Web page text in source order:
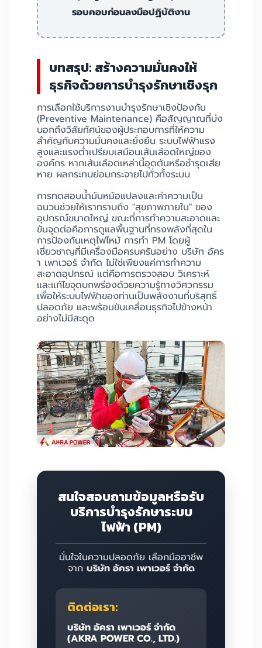
รอบคอบก่อนลงมือปฏิบัติงาน
บทสรุป: สร้างความมั่นคงให้
ธุรกิจด้วยการบำรุงรักษาเชิงรุก
การเลือกใช้บริการงานบำรุงรักษาเชิงป้องกัน
(Preventive Maintenance) คือสัญญาณที่บ่ง
บอกถึงวิสัยทัศน์ของผู้ประกอบการที่ให้ความ
สำคัญกับความมั่นคงและยั่งยืน ระบบไฟฟ้าแรง
สูงและแรงต่ำเปรียบเสมือนเส้นเลือดใหญ่ของ
องค์กร หากเส้นเลือดเหล่านี้อุดตันหรือชำรุดเสีย
หาย ผลกระทบย่อมกระจายไปทั่วทั้งระบบ
การทดสอบน้ำมันหม้อแปลงและค่าความเป็น
ฉนวนช่วยให้เราทราบถึง "สุขภาพภายใน" ของ
อุปกรณ์ขนาดใหญ่ ขณะที่การทำความสะอาดและ
ขันจุดต่อคือการดูแลพื้นฐานที่ทรงพลังที่สุดใน
การป้องกันเหตุไฟไหม้ การทำ PM โดยผู้
เชี่ยวชาญที่มีเครื่องมือครบครันอย่าง บริษัท อัคร
า เพาเวอร์ จำกัด ไม่ใช่เพียงแค่การทำความ
สะอาดอุปกรณ์ แต่คือการตรวจสอบ วิเคราะห์
และแก้ไขจุดบกพร่องด้วยความรู้ทางวิศวกรรม
เพื่อให้ระบบไฟฟ้าของท่านเป็นพลังงานที่บริสุทธิ์
ปลอดภัย และพร้อมขับเคลื่อนธุรกิจไปข้างหน้า
อย่างไม่มีสะดุด
สนใจสอบถามข้อมูลหรือรับ
บริการบำรุงรักษาระบบ
ไฟฟ้า (PM)
มั่นใจในความปลอดภัย เลือกมืออาชีพ
จาก บริษัท อัครา เพาเวอร์ จำกัด
ติดต่อเรา:
บริษัท อัครา เพาเวอร์ จำกัด
(AKRA POWER CO., LTD.)